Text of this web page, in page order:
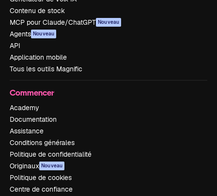
Contenu de stock
MCP pour Claude/ChatGPT Nouveau
Agents Nouveau
API
Application mobile
Tous les outils Magnific
Commencer
Academy
Documentation
Assistance
Conditions générales
Politique de confidentialité
Originaux Nouveau
Politique de cookies
Centre de confiance